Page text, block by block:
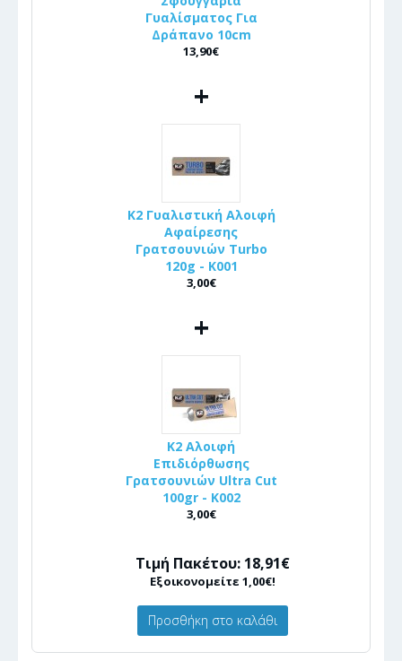
Γυαλίσματος Για
Δράπανο 10cm
13,90€
+
K2 Γυαλιστική Αλοιφή
Αφαίρεσης
Γρατσουνιών Turbo
120g - K001
3,00€
+
K2 Αλοιφή
Επιδιόρθωσης
Γρατσουνιών Ultra Cut
100gr - Κ002
3,00€
Τιμή Πακέτου: 18,91€
Εξοικονομείτε 1,00€!
Προσθήκη στο καλάθι